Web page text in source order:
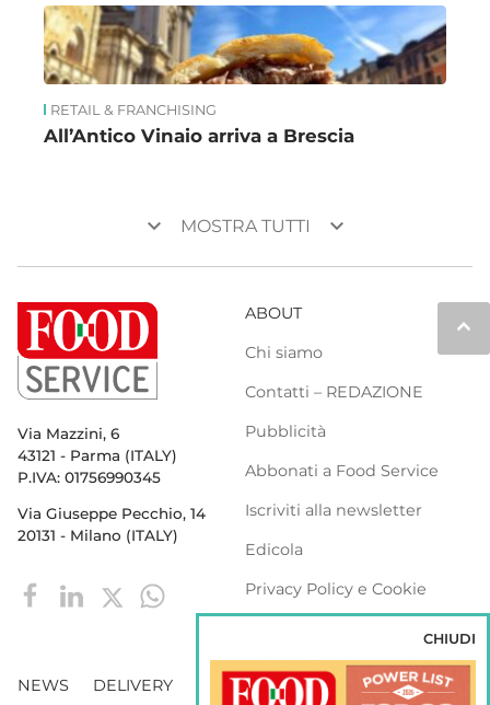
RETAIL & FRANCHISING
All’Antico Vinaio arriva a Brescia
keyboard_arrow_down MOSTRA TUTTI keyboard_arrow_down
keyboard_arrow_up
Via Mazzini, 6
43121 - Parma (ITALY)
P.IVA: 01756990345
Via Giuseppe Pecchio, 14
20131 - Milano (ITALY)
ABOUT
Chi siamo
Contatti – REDAZIONE
Pubblicità
Abbonati a Food Service
Iscriviti alla newsletter
Edicola
Privacy Policy e Cookie
NEWS DELIVERY DISTRIBUZIONE
CHIUDI